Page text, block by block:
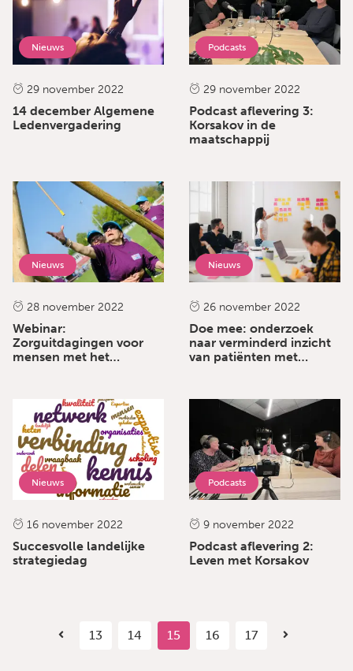
Nieuws
29 november 2022
14 december Algemene
Ledenvergadering
Podcasts
29 november 2022
Podcast aflevering 3:
Korsakov in de
maatschappij
Nieuws
28 november 2022
Webinar:
Zorguitdagingen voor
mensen met het
Nieuws
26 november 2022
Doe mee: onderzoek
naar verminderd inzicht
van patiënten met
Nieuws
16 november 2022
Succesvolle landelijke
strategiedag
Podcasts
9 november 2022
Podcast aflevering 2:
Leven met Korsakov
13 14 15 16 17